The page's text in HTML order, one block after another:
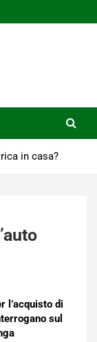
in casa?
l’acquisto di
sul